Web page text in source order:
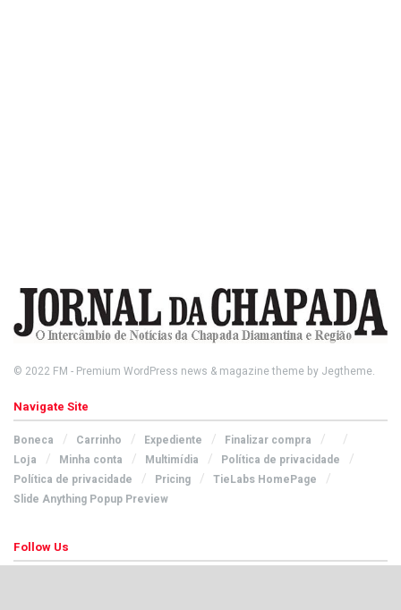
© 2022 FM - Premium WordPress news & magazine theme by Jegtheme.
Navigate Site
Boneca Carrinho Expediente
Finalizar compra
Loja
Minha conta Multimídia
Política de privacidade
Política de privacidade
Pricing
TieLabs HomePage
Slide Anything Popup Preview
Follow Us